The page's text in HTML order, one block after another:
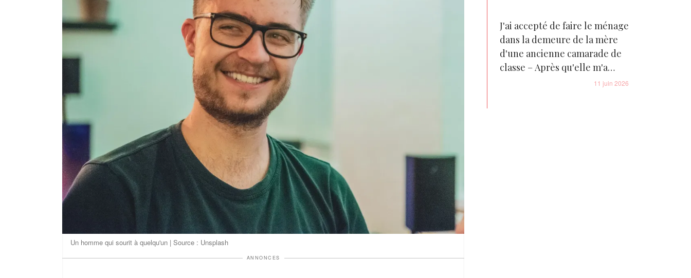
Un homme qui sourit à quelqu'un | Source : Unsplash
ANNONCES
J'ai accepté de faire le ménage
dans la demeure de la mère
d'une ancienne camarade de
classe – Après qu'elle m'a
accusée d'avoir volé son11 juin 2026